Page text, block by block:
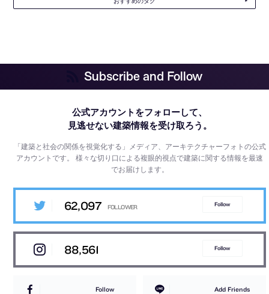
Subscribe and Follow
公式アカウントをフォローして、
見逃せない建築情報を受け取ろう。
「建築と社会の関係を視覚化する」メディア、アーキテクチャーフォトの公式
アカウントです。様々な切り口による複眼的視点で建築に関する情報を最速
でお届けします。
62,097 Follow
88,561 Follow
Follow Add Friends